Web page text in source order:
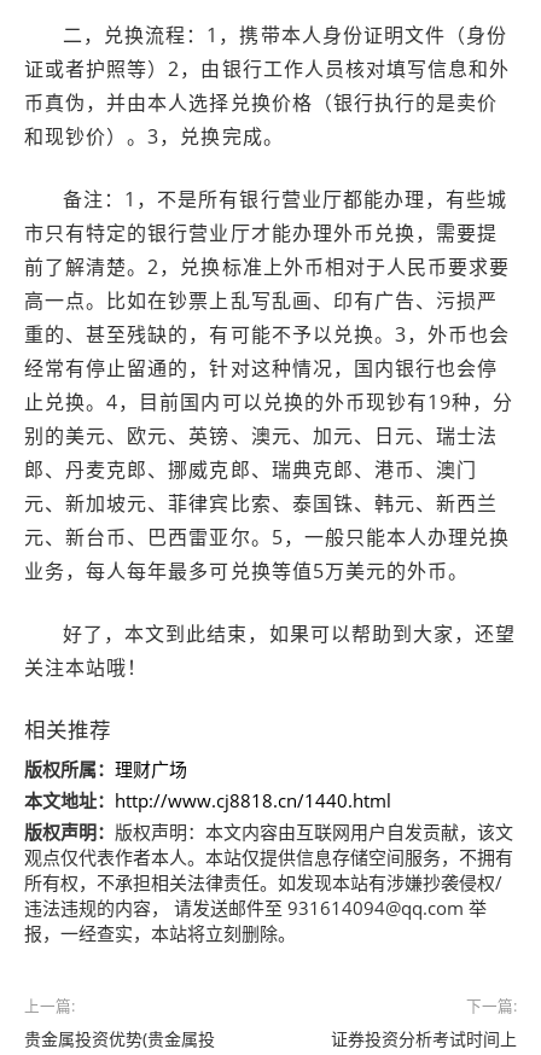
二，兑换流程：1，携带本人身份证明文件（身份
证或者护照等）2，由银行工作人员核对填写信息和外
币真伪，并由本人选择兑换价格（银行执行的是卖价
和现钞价）。3，兑换完成。
备注：1，不是所有银行营业厅都能办理，有些城
市只有特定的银行营业厅才能办理外币兑换，需要提
前了解清楚。2，兑换标准上外币相对于人民币要求要
高一点。比如在钞票上乱写乱画、印有广告、污损严
重的、甚至残缺的，有可能不予以兑换。3，外币也会
经常有停止留通的，针对这种情况，国内银行也会停
止兑换。4，目前国内可以兑换的外币现钞有19种，分
别的美元、欧元、英镑、澳元、加元、日元、瑞士法
郎、丹麦克郎、挪威克郎、瑞典克郎、港币、澳门
元、新加坡元、菲律宾比索、泰国铢、韩元、新西兰
元、新台币、巴西雷亚尔。5，一般只能本人办理兑换
业务，每人每年最多可兑换等值5万美元的外币。
好了，本文到此结束，如果可以帮助到大家，还望
关注本站哦！
相关推荐
版权所属： 理财广场
本文地址： http://www.cj8818.cn/1440.html
版权声明： 版权声明： 本文内容由互联网用户自发贡献，该文
观点仅代表作者本人。本站仅提供信息存储空间服务，不拥有
所有权，不承担相关法律责任。如发现本站有涉嫌抄袭侵权/
违法违规的内容， 请发送邮件至 931614094@qq.com 举
报，一经查实，本站将立刻删除。
上一篇:
贵金属投资优势(贵金属投
下一篇:
证券投资分析考试时间上